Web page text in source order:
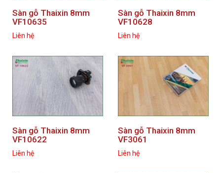
Sàn gỗ Thaixin 8mm
VF10635
Liên hệ
Sàn gỗ Thaixin 8mm
VF10628
Liên hệ
Sàn gỗ Thaixin 8mm
VF10622
Liên hệ
Sàn gỗ Thaixin 8mm
VF3061
Liên hệ